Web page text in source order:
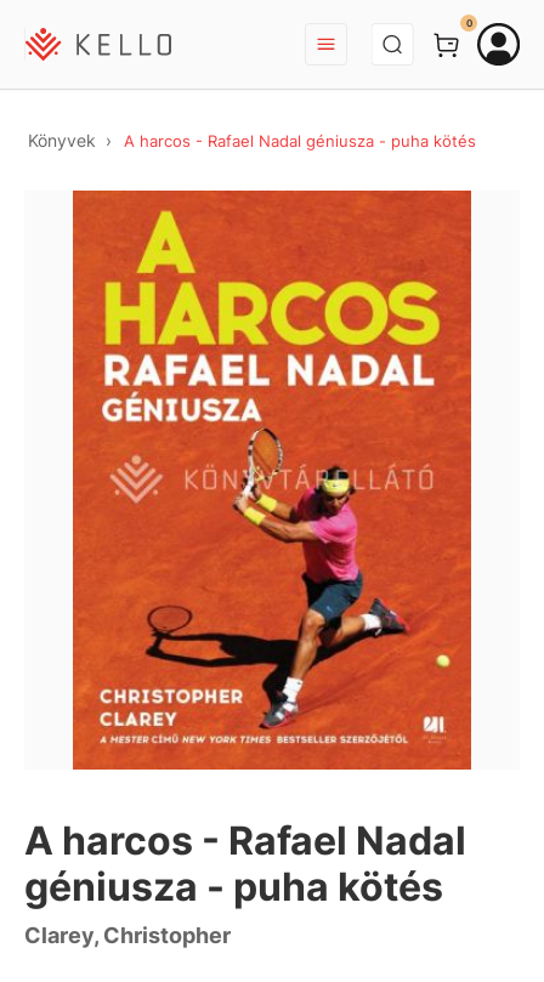
BEJELENTKEZÉS
0
Könyvek A harcos - Rafael Nadal géniusza - puha kötés
A harcos - Rafael Nadal
géniusza - puha kötés
Clarey, Christopher